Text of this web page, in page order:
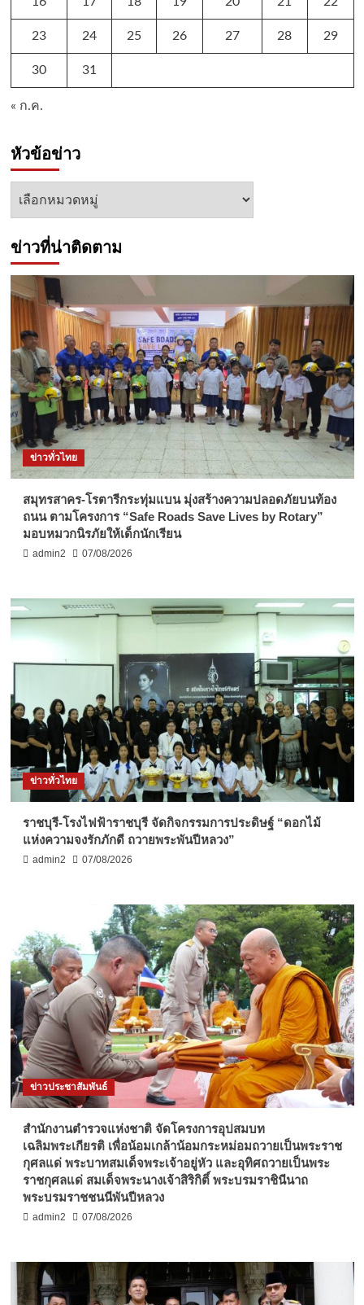
23 24 25 26 27 28 29
30 31
« ก.ค.
หัวข้อข่าว
หัวข้อ
ข่าวที่น่าติดตาม
ข่าวทั่วไทย
สมุทรสาคร-โรตารีกระทุ่มแบน มุ่งสร้างความปลอดภัยบนท้อง
ถนน ตามโครงการ “Safe Roads Save Lives by Rotary”
มอบหมวกนิรภัยให้เด็กนักเรียน
admin2 07/08/2026
ข่าวทั่วไทย
ราชบุรี-โรงไฟฟ้าราชบุรี จัดกิจกรรมการประดิษฐ์ “ดอกไม้
แห่งความจงรักภักดี ถวายพระพันปีหลวง”
admin2 07/08/2026
ข่าวประชาสัมพันธ์
สำนักงานตำรวจแห่งชาติ จัดโครงการอุปสมบท
เฉลิมพระเกียรติ เพื่อน้อมเกล้าน้อมกระหม่อมถวายเป็นพระราช
กุศลแด่ พระบาทสมเด็จพระเจ้าอยู่หัว และอุทิศถวายเป็นพระ
ราชกุศลแด่ สมเด็จพระนางเจ้าสิริกิติ์ พระบรมราชินีนาถ
พระบรมราชชนนีพันปีหลวง
admin2 07/08/2026